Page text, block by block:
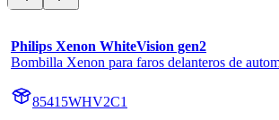
Philips Xenon WhiteVision gen2
Bombilla Xenon para faros delanteros de
85415WHV2C1